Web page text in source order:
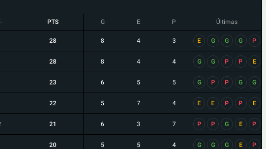
PTS G E P Últimas
28 8 4 3 E G G G P
28 8 4 4 G G P P E
23 6 5 5 G P P G G
22 5 7 4 E E P P E
21 6 3 7 P P G E P
20 5 5 4 G G G E P